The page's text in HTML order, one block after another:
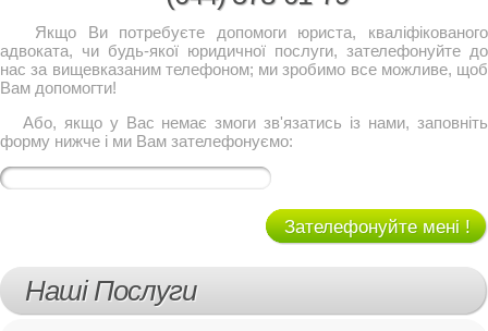
Якщо Ви потребуєте допомоги юриста, кваліфікованого
адвоката, чи будь-якої юридичної послуги, зателефонуйте до
нас за вищевказаним телефоном; ми зробимо все можливе, щоб
Вам допомогти!
Або, якщо у Вас немає змоги зв'язатись із нами, заповніть
форму нижче і ми Вам зателефонуємо:
Зателефонуйте мені !
Наші Послуги